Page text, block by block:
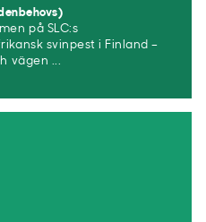
på SLC:s
svinpest i Finland –
vägen ...